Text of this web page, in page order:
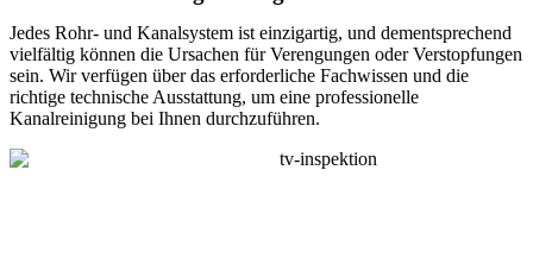
Jedes Rohr- und Kanalsystem ist einzigartig, und dementsprechend
vielfältig können die Ursachen für Verengungen oder Verstopfungen
sein. Wir verfügen über das erforderliche Fachwissen und die
richtige technische Ausstattung, um eine professionelle
Kanalreinigung bei Ihnen durchzuführen.